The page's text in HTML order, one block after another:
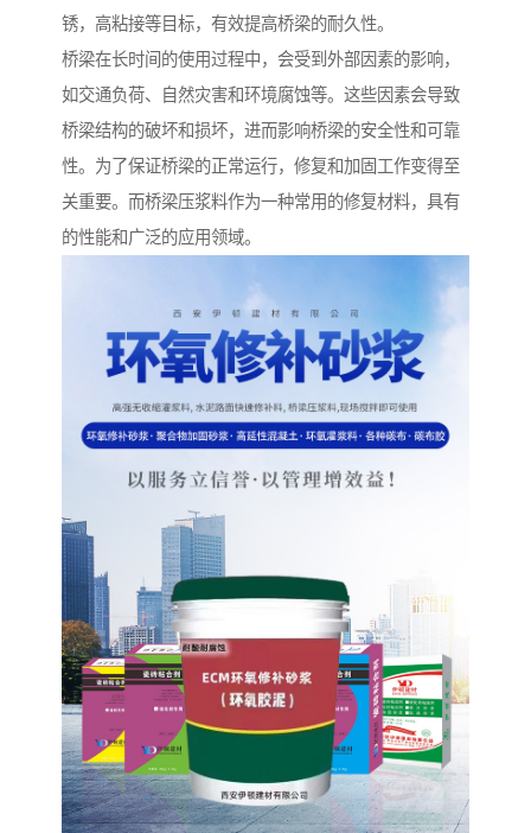
锈，高粘接等目标，有效提高桥梁的耐久性。
桥梁在长时间的使用过程中，会受到外部因素的影响，
如交通负荷、自然灾害和环境腐蚀等。这些因素会导致
桥梁结构的破坏和损坏，进而影响桥梁的安全性和可靠
性。为了保证桥梁的正常运行，修复和加固工作变得至
关重要。而桥梁压浆料作为一种常用的修复材料，具有
的性能和广泛的应用领域。